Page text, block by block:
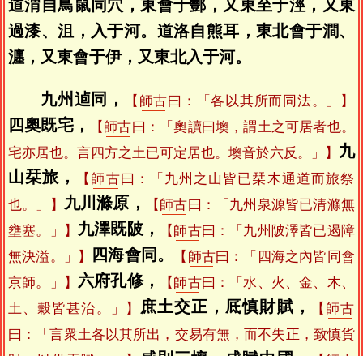
道渭自鳥鼠同穴，東會于酆，又東至于涇，又東
過漆、沮，入于河。道洛自熊耳，東北會于澗、
瀍，又東會于伊，又東北入于河。
九州逌同， 【 師古曰：「各以其所而同法。」】
四奧既宅， 【 師古曰：「奧讀曰墺，謂土之可居者也。
宅亦居也。言四方之土已可定居也。墺音於六反。」】
九
山栞旅，
【 師古曰：「九州之山皆已栞木通道而旅祭
也。」】
九川滌原， 【 師古曰：「九州泉源皆已清滌無
壅塞。」】
九澤既陂， 【 師古曰：「九州陂澤皆已遏障
無決溢。」】 四海會同。 【 師古曰：「四海之內皆同會
京師。」】 六府孔修， 【 師古曰：「水、火、金、木、
土、穀皆甚治。」】
庶土交正，厎慎財賦， 【 師古
曰：「言衆土各以其所出，交易有無，而不失正，致慎貨